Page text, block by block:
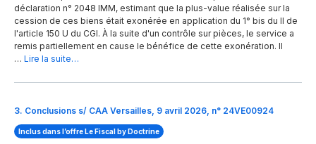
déclaration n° 2048 IMM, estimant que la plus-value réalisée sur la
cession de ces biens était exonérée en application du 1° bis du II de
l'article 150 U du CGI. À la suite d'un contrôle sur pièces, le service a
remis partiellement en cause le bénéfice de cette exonération. Il
… Lire la suite…
3. Conclusions s/ CAA Versailles, 9 avril 2026, n° 24VE00924
Inclus dans l’offre Le Fiscal by Doctrine